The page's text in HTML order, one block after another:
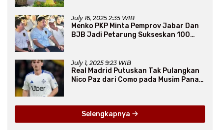
July 16, 2025 2:35 WIB
Menko PKP Minta Pemprov Jabar Dan
BJB Jadi Petarung Sukseskan 100
July 1, 2025 9:23 WIB
Real Madrid Putuskan Tak Pulangkan
Nico Paz dari Como pada Musim Panas
Selengkapnya